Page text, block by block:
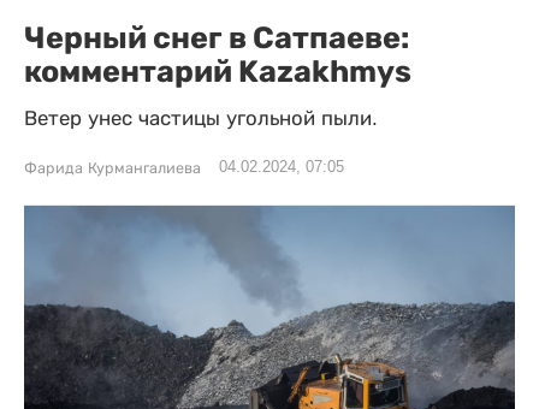
Черный снег в Сатпаеве:
комментарий Kazakhmys
Ветер унес частицы угольной пыли.
Фарида Курмангалиева 04.02.2024, 07:05